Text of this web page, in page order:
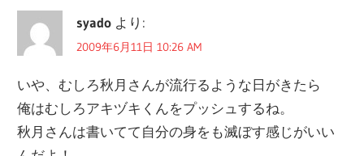
syado より:
2009年6月11日 10:26 AM
いや、むしろ秋月さんが流行るような日がきたら
俺はむしろアキヅキくんをプッシュするね。
秋月さんは書いてて自分の身をも滅ぼす感じがいい